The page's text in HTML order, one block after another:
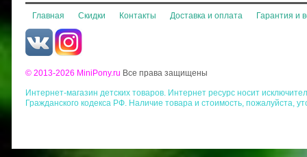
Главная Скидки Контакты Доставка и оплата Гарантия и
© 2013-2026 MiniPony.ru Все права защищены
Интернет-магазин детских товаров. Интернет ресурс носит
Гражданского кодекса РФ. Наличие товара и стоимость, пожалуйста,